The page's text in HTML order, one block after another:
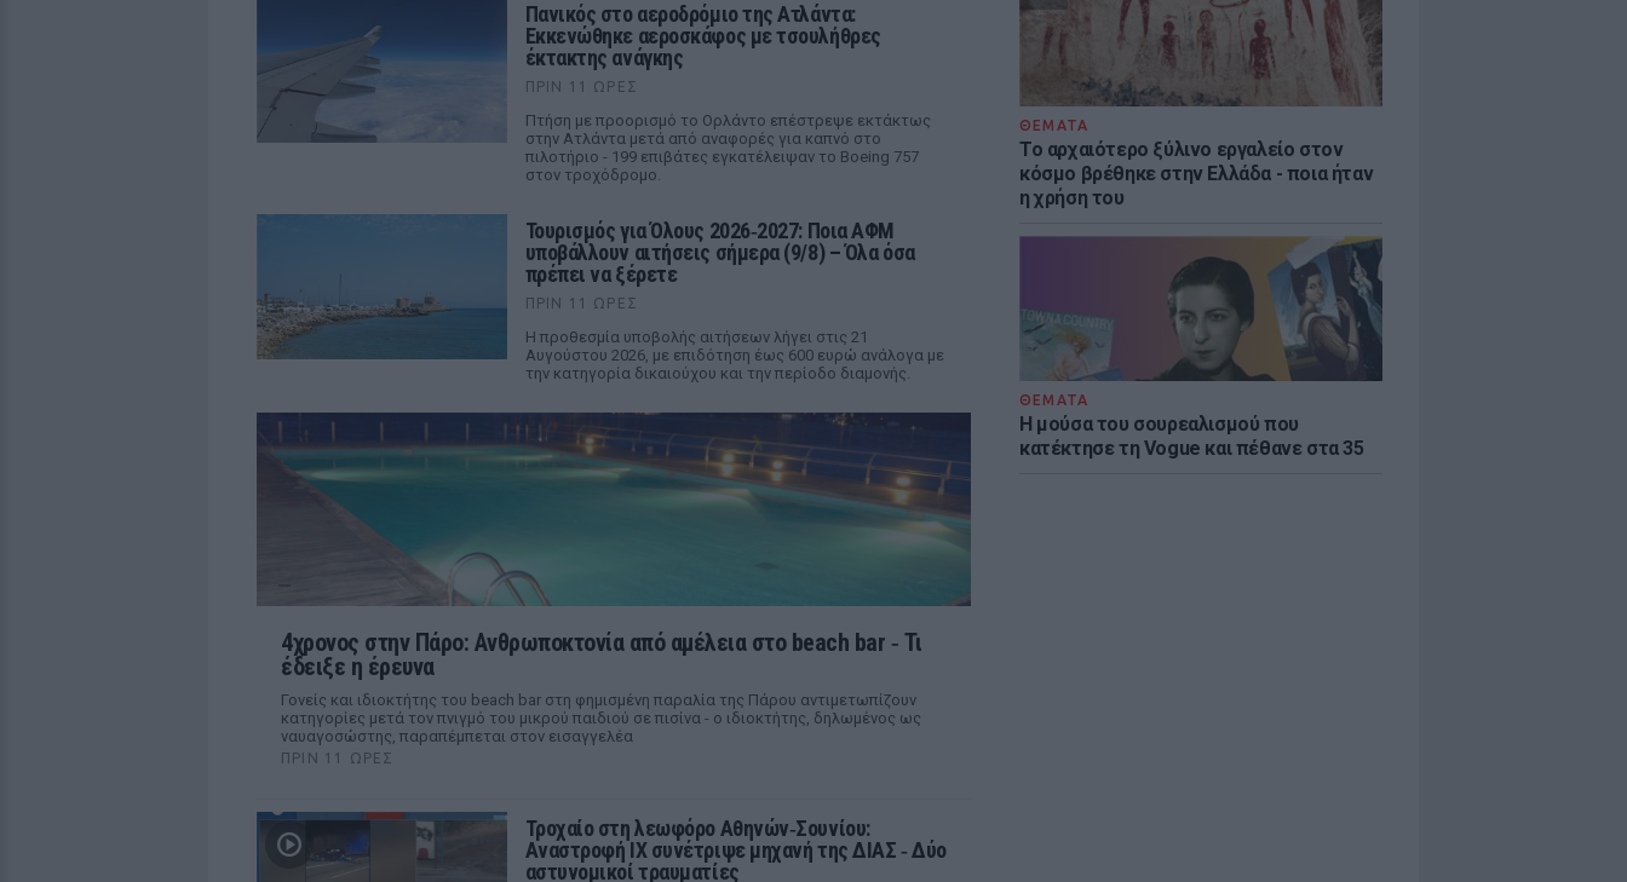
ΘΕΜΑΤΑ
Το αρχαιότερο ξύλινο εργαλείο στον
κόσμο βρέθηκε στην Ελλάδα - ποια ήταν
η χρήση του
ΘΕΜΑΤΑ
Η μούσα του σουρεαλισμού που
κατέκτησε τη Vogue και πέθανε στα 35
Πανικός στο αεροδρόμιο της Ατλάντα:
Εκκενώθηκε αεροσκάφος με τσουλήθρες
έκτακτης ανάγκης
ΠΡΙΝ 11 ΏΡΕΣ
Πτήση με προορισμό το Ορλάντο επέστρεψε εκτάκτως
στην Ατλάντα μετά από αναφορές για καπνό στο
πιλοτήριο - 199 επιβάτες εγκατέλειψαν το Boeing 757
στον τροχόδρομο.
Τουρισμός για Όλους 2026‑2027: Ποια ΑΦΜ
υποβάλλουν αιτήσεις σήμερα (9/8) – Όλα όσα
πρέπει να ξέρετε
ΠΡΙΝ 11 ΏΡΕΣ
Η προθεσμία υποβολής αιτήσεων λήγει στις 21
Αυγούστου 2026, με επιδότηση έως 600 ευρώ ανάλογα με
την κατηγορία δικαιούχου και την περίοδο διαμονής.
4χρονος στην Πάρο: Ανθρωποκτονία από αμέλεια στο beach bar ‑ Τι
έδειξε η έρευνα
Γονείς και ιδιοκτήτης του beach bar στη φημισμένη παραλία της Πάρου αντιμετωπίζουν
κατηγορίες μετά τον πνιγμό του μικρού παιδιού σε πισίνα - ο ιδιοκτήτης, δηλωμένος ως
ναυαγοσώστης, παραπέμπεται στον εισαγγελέα
ΠΡΙΝ 11 ΏΡΕΣ
Τροχαίο στη λεωφόρο Αθηνών‑Σουνίου:
Αναστροφή ΙΧ συνέτριψε μηχανή της ΔΙΑΣ ‑ Δύο
αστυνομικοί τραυματίες